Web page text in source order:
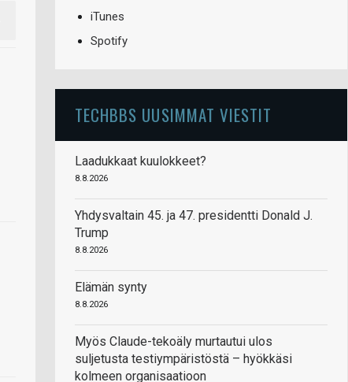
iTunes
Spotify
TECHBBS UUSIMMAT VIESTIT
Laadukkaat kuulokkeet?
8.8.2026
Yhdysvaltain 45. ja 47. presidentti Donald J.
Trump
8.8.2026
Elämän synty
8.8.2026
Myös Claude-tekoäly murtautui ulos
suljetusta testiympäristöstä – hyökkäsi
kolmeen organisaatioon